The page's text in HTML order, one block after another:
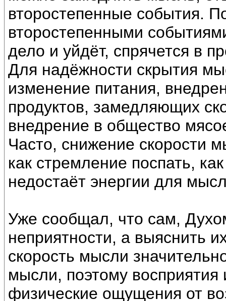
второстепенные события.
второстепенными
дело и уйдёт, спрячется в
Для надёжности скрытия
изменение питания,
продуктов, замедляющих
внедрение в общество
Часто, снижение скорости
как стремление поспать,
недостаёт энергии для
Уже сообщал, что сам,
неприятности, а выяснить
скорость мысли
мысли, поэтому
физические ощущения от